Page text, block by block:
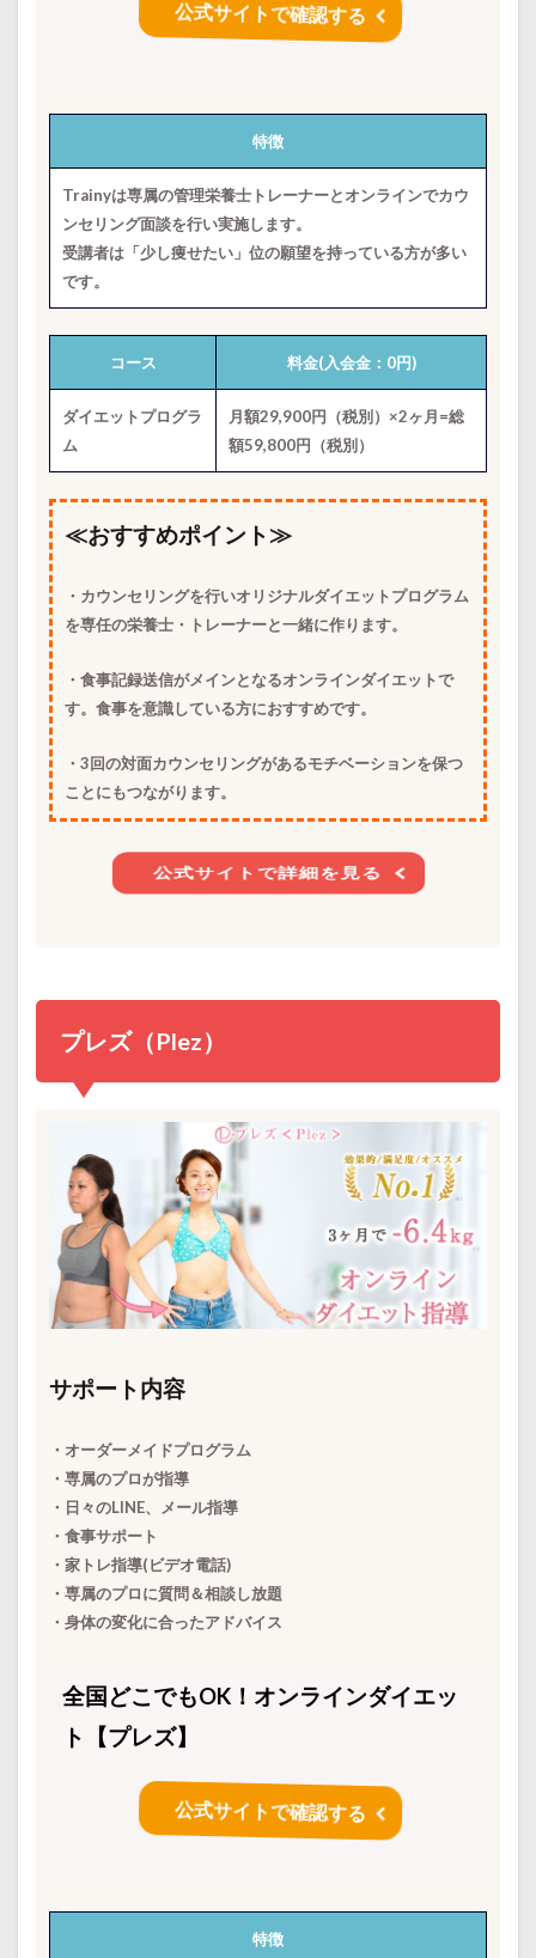
公式サイトで確認する
特徴
Trainyは専属の管理栄養士トレーナーとオンラインでカウ
ンセリング面談を行い実施します。
受講者は「少し痩せたい」位の願望を持っている方が多い
です。
コース 料金(入会金：0円)
ダイエットプログラ
ム
月額29,900円（税別）×2ヶ月=総
額59,800円（税別）
≪おすすめポイント≫
・カウンセリングを行いオリジナルダイエットプログラム
を専任の栄養士・トレーナーと一緒に作ります。
・食事記録送信がメインとなるオンラインダイエットで
す。食事を意識している方におすすめです。
・3回の対面カウンセリングがあるモチベーションを保つ
ことにもつながります。
公式サイトで詳細を見る
プレズ（Plez）
サポート内容
・オーダーメイドプログラム
・専属のプロが指導
・日々のLINE、メール指導
・食事サポート
・家トレ指導(ビデオ電話)
・専属のプロに質問＆相談し放題
・身体の変化に合ったアドバイス
全国どこでもOK！オンラインダイエッ
ト【プレズ】
公式サイトで確認する
特徴